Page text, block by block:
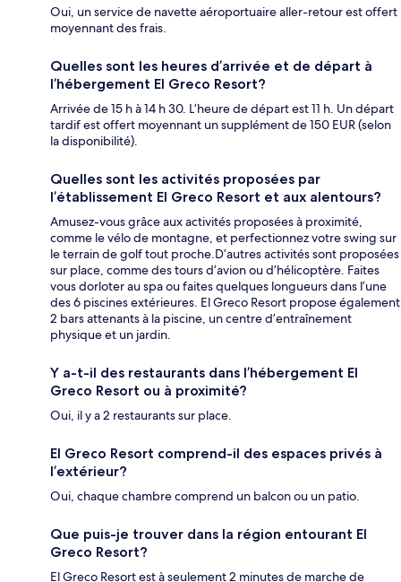
Oui, un service de navette aéroportuaire aller-retour est offert
moyennant des frais.
Quelles sont les heures d’arrivée et de départ à
l’hébergement El Greco Resort?
Arrivée de 15 h à 14 h 30. L’heure de départ est 11 h. Un départ
tardif est offert moyennant un supplément de 150 EUR (selon
la disponibilité).
Quelles sont les activités proposées par
l’établissement El Greco Resort et aux alentours?
Amusez-vous grâce aux activités proposées à proximité,
comme le vélo de montagne, et perfectionnez votre swing sur
le terrain de golf tout proche.D’autres activités sont proposées
sur place, comme des tours d’avion ou d’hélicoptère. Faites
vous dorloter au spa ou faites quelques longueurs dans l’une
des 6 piscines extérieures. El Greco Resort propose également
2 bars attenants à la piscine, un centre d’entraînement
physique et un jardin.
Y a-t-il des restaurants dans l’hébergement El
Greco Resort ou à proximité?
Oui, il y a 2 restaurants sur place.
El Greco Resort comprend-il des espaces privés à
l’extérieur?
Oui, chaque chambre comprend un balcon ou un patio.
Que puis-je trouver dans la région entourant El
Greco Resort?
El Greco Resort est à seulement 2 minutes de marche de